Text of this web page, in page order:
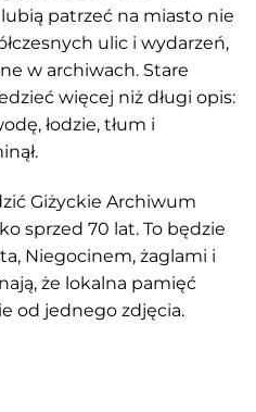
patrzeć na miasto nie
ulic i wydarzeń,
w archiwach. Stare
więcej niż długi opis:
łodzie, tłum i
Giżyckie Archiwum
sprzed 70 lat. To będzie
Niegocinem, żaglami i
że lokalna pamięć
od jednego zdjęcia.